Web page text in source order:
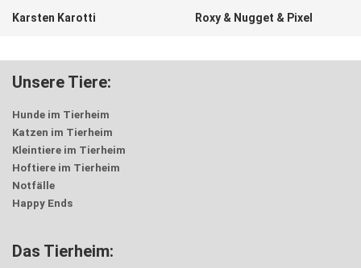
Roxy & Nugget & Pixel
Unsere Tiere:
Hunde im Tierheim
Katzen im Tierheim
Kleintiere im Tierheim
Hoftiere im Tierheim
Notfälle
Happy Ends
Das Tierheim: